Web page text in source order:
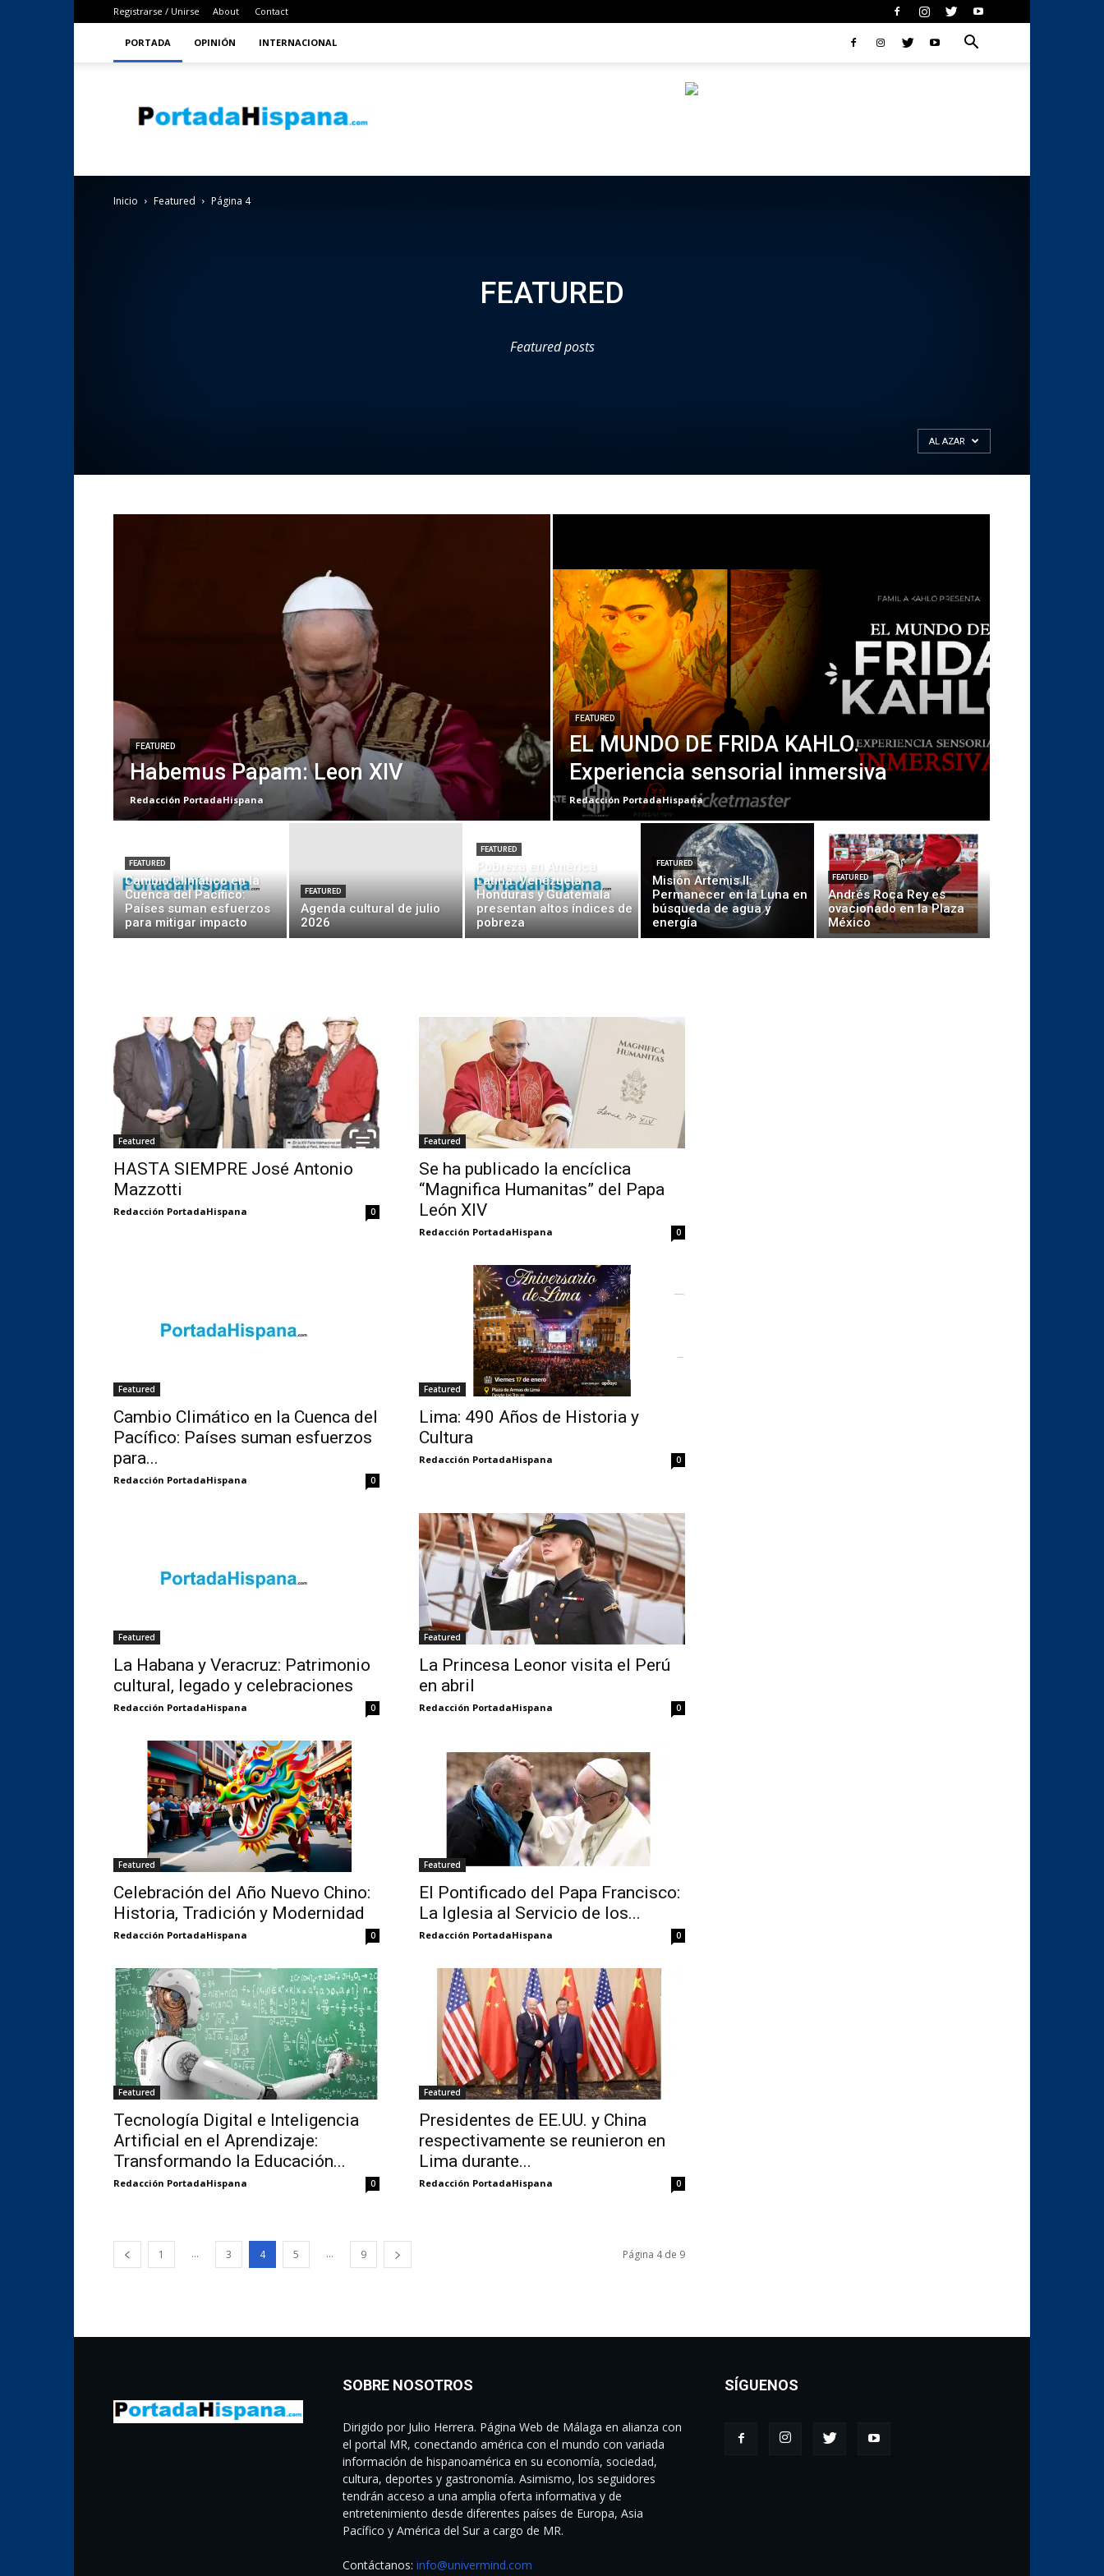
Registrarse / Unirse About Contact
PORTADA OPINIÓN INTERNACIONAL
Inicio Featured Página 4
FEATURED
Featured posts
AL AZAR
FEATURED
Habemus Papam: Leon XIV
Redacción PortadaHispana
FEATURED
EL MUNDO DE FRIDA KAHLO.
Experiencia sensorial inmersiva
Redacción PortadaHispana
FEATURED
Cambio Climático en la
Cuenca del Pacífico:
Países suman esfuerzos
para mitigar impacto
FEATURED
Agenda cultural de julio
2026
FEATURED
Pobreza en América
Latina: Venezuela,
Honduras y Guatemala
presentan altos índices de
pobreza
FEATURED
Misión Artemis II:
Permanecer en la Luna en
búsqueda de agua y
energía
FEATURED
Andrés Roca Rey es
ovacionado en la Plaza
México
Featured
HASTA SIEMPRE José Antonio
Mazzotti
Redacción PortadaHispana 0
Featured
Se ha publicado la encíclica
“Magnifica Humanitas” del Papa
León XIV
Redacción PortadaHispana 0
Featured
Cambio Climático en la Cuenca del
Pacífico: Países suman esfuerzos
para...
Redacción PortadaHispana 0
Featured
Lima: 490 Años de Historia y
Cultura
Redacción PortadaHispana 0
Featured
La Habana y Veracruz: Patrimonio
cultural, legado y celebraciones
Redacción PortadaHispana 0
Featured
La Princesa Leonor visita el Perú
en abril
Redacción PortadaHispana 0
Featured
Celebración del Año Nuevo Chino:
Historia, Tradición y Modernidad
Redacción PortadaHispana 0
Featured
El Pontificado del Papa Francisco:
La Iglesia al Servicio de los...
Redacción PortadaHispana 0
Featured
Tecnología Digital e Inteligencia
Artificial en el Aprendizaje:
Transformando la Educación...
Redacción PortadaHispana 0
Featured
Presidentes de EE.UU. y China
respectivamente se reunieron en
Lima durante...
Redacción PortadaHispana 0
1 ... 3 4 5 ... 9 Página 4 de 9
SOBRE NOSOTROS
Dirigido por Julio Herrera. Página Web de Málaga en alianza con
el portal MR, conectando américa con el mundo con variada
información de hispanoamérica en su economía, sociedad,
cultura, deportes y gastronomía. Asimismo, los seguidores
tendrán acceso a una amplia oferta informativa y de
entretenimiento desde diferentes países de Europa, Asia
Pacífico y América del Sur a cargo de MR.
Contáctanos: info@univermind.com
SÍGUENOS